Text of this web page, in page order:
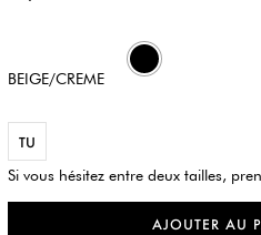
BEIGE/CREME
592
TU
Si vous hésitez entre deux tailles,
AJOUTER AU